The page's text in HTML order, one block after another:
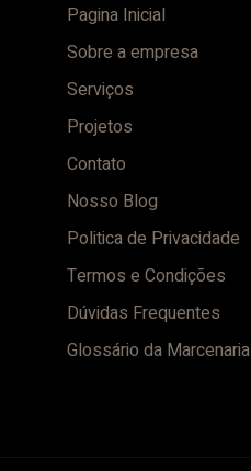
Pagina Inicial
Sobre a empresa
Serviços
Projetos
Contato
Nosso Blog
Politica de Privacidade
Termos e Condições
Dúvidas Frequentes
Glossário da Marcenaria